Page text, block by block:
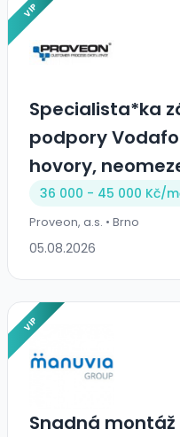
VIP
Specialista*ka
podpory
hovory,
36 000 - 45 000 Kč/
Proveon, a.s. • Brno
05.08.2026
VIP
Snadná